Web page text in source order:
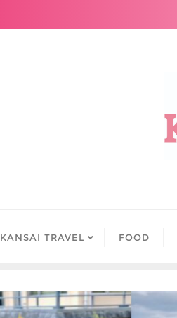
KANSAI TRAVEL FOOD